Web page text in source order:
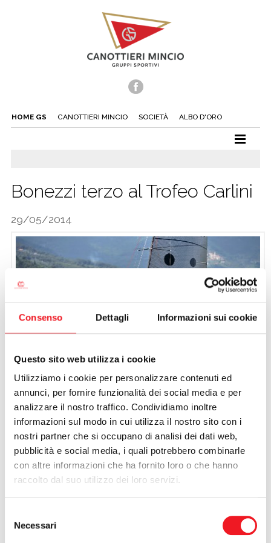
Consenso Dettagli Informazioni sui cookie
Questo sito web utilizza i cookie
Utilizziamo i cookie per personalizzare contenuti ed
annunci, per fornire funzionalità dei social media e per
analizzare il nostro traffico. Condividiamo inoltre
informazioni sul modo in cui utilizza il nostro sito con i
nostri partner che si occupano di analisi dei dati web,
pubblicità e social media, i quali potrebbero combinarle
con altre informazioni che ha fornito loro o che hanno
raccolto dal suo utilizzo dei loro servizi.
delNecessari
HOME GS CANOTTIERI MINCIO SOCIETÀ ALBO D'ORO
TUFFI
NUOTO
BEACH TENNIS
CALCIO
Bonezzi terzo al Trofeo Carlini
29/05/2014
Luca Bonezzi in gara
Due giornate di vento e di battaglia per Luca Bonezzi alla
regata Interzonale Contender - Trofeo Carlini 2014 organizzata
dal Club Nautico San Bartolomeo al Mare, che si concludono
con un ottimo terzo posto.
regatanti presentandosi con intensità di 5-6 nodi, consentendo
a tutti di mettere in evidenza le proprie capacità tattiche; al